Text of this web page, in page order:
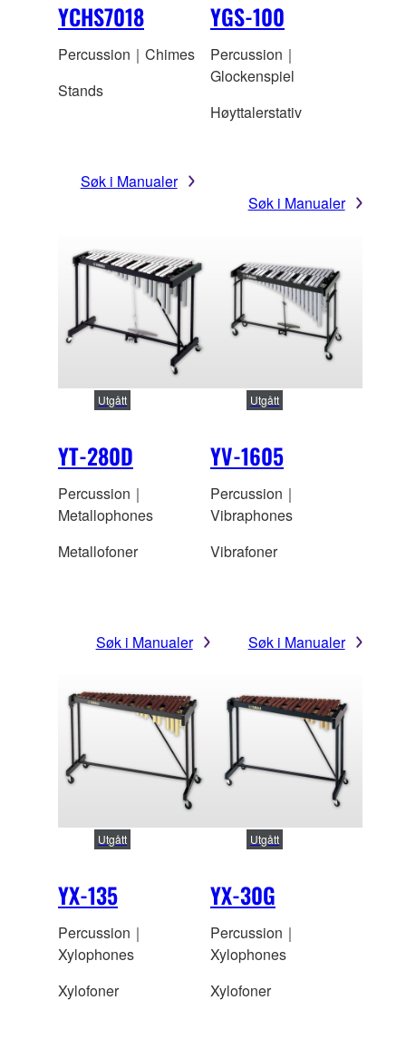
YCHS7018
Percussion｜Chimes
Stands
Søk i Manualer
YGS-100
Percussion｜
Glockenspiel
Høyttalerstativ
Søk i Manualer
YT-280D
Utgått
Percussion｜
Metallophones
Metallofoner
Søk i Manualer
YV-1605
Utgått
Percussion｜
Vibraphones
Vibrafoner
Søk i Manualer
YX-135
Utgått
Percussion｜
Xylophones
Xylofoner
YX-30G
Utgått
Percussion｜
Xylophones
Xylofoner